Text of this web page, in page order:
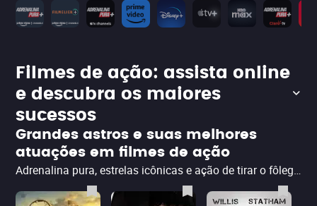
Filmes de ação: assista online
e descubra os maiores
sucessos
Grandes astros e suas melhores
atuações em filmes de ação
Adrenalina pura, estrelas icônicas e ação de tirar o fôlego! Sylvester Stallone, Jason Statham, Bruce Lee, Tom Cruise... Cada um desses atores gigantes do cinema de ação tem um estilo único que conquista fãs ao redor do mundo. Explosões espetaculares, combates intensos ou lutas de artes marciais cheias de técnica – são filmes para todos os gostos e aqui você encontra o melhor de todos os universos de ação. Prepare a pipoca, escolha seu filme de ação favorito e mergulhe nessa seleção imperdível, direto do conforto da sua casa!